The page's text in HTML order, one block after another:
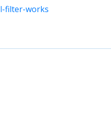
filter-works